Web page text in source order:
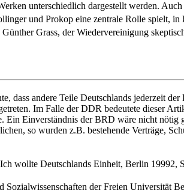
unterschied­lich dargestellt werden.
und Prokop eine zentrale Rolle spielt,
Grass, der Wiedervereinigung
dass andere Teile Deutschlands jeder­zeit
Im Falle der DDR bedeutete dieser
Ein Einverständnis der BRD wäre nicht
so wurden z.B. bestehende Verträge,
wollte Deutschlands Einheit, Berlin 19992,
der Freien Univer­sität